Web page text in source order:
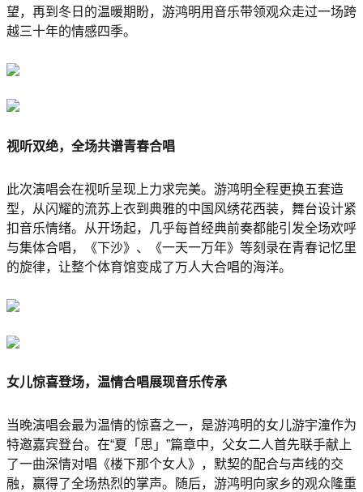
望，再到冬日的温暖期盼，游鸿明用音乐带领观众走过一场跨
越三十年的情感四季。
视听双绝，全场共谱青春合唱
此次演唱会在视听呈现上力求完美。游鸿明全程更换五套造
型，从闪耀的流苏上衣到典雅的中国风绣花西装，舞台设计紧
扣音乐情绪。从开场起，几乎每首经典前奏都能引发全场欢呼
与集体合唱，《下沙》、《一天一万年》等刻录在青春记忆里
的旋律，让整个体育馆变成了万人大合唱的海洋。
女儿惊喜登场，温情合唱展现音乐传承
当晚演唱会最为温情的惊喜之一，是游鸿明的女儿游宇潼作为
特邀嘉宾登台。在“夏「思」”篇章中，父女二人首先联手献上
了一曲深情对唱《楼下那个女人》，默契的配合与声线的交
融，赢得了全场热烈的掌声。随后，游鸿明向家乡的观众隆重